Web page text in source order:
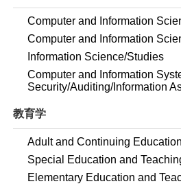
Computer and Information
Computer and Information
Information Science/Studies
Computer and Information
Security/Auditing/Information
教育学
Adult and Continuing
Special Education and
Elementary Education and